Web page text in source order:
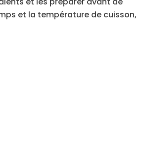
et la température de cuisson,